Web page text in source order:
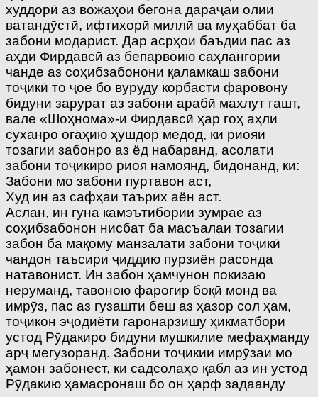
худдорӣ аз вожаҳои бегона дараҷаи олии
ватандӯстӣ, ифтихорӣ миллӣ ва муҳаббат ба
забони модарист. Дар асрҳои баъдии пас аз
аҳди Фирдавсӣ аз бепарвоию саҳлангории
чанде аз соҳибзабонони қаламкаш забони
тоҷикӣ то ҷое бо вуруду корбасти фаровону
бидуни зарурат аз забони арабӣ махлут гашт,
вале «Шоҳнома»-и Фирдавсӣ ҳар гоҳ аҳли
суханро огаҳию ҳушдор медод, ки риояи
тозагии забонро аз ёд набаранд, асолати
забони тоҷикиро риоя намоянд, бидонанд, ки:
Забони мо забони пуртавон аст,
Худ ин аз сафҳаи таърих аён аст.
Аслан, ин гуна камэътибории зумрае аз
соҳибзабонон нисбат ба масъалаи тозагии
забон ба мақому манзалати забони тоҷикӣ
чандон таъсири ҷиддию пурзиён расонда
натавонист. Ин забон ҳамчунон покизаю
неруманд, тавоною фарогир боқӣ монд ва
имрӯз, пас аз гузашти беш аз ҳазор сол ҳам,
тоҷикон эҷодиёти гаронарзишу ҳикматбори
устод Рӯдакиро бидуни мушкилие мефаҳманду
арҷ мегузоранд. Забони тоҷикии имрӯзаи мо
ҳамон забонест, ки садсолаҳо қабл аз ин устод
Рӯдакию ҳамасронаш бо он ҳарф задаанду